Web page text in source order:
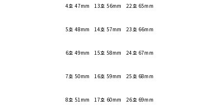
4호 47mm 13호 56mm 22호 65mm
5호 48mm 14호 57mm 23호 66mm
6호 49mm 15호 58mm 24호 67mm
7호 50mm 16호 59mm 25호 68mm
8호 51mm 17호 60mm 26호 69mm